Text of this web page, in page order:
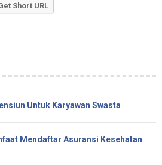
Short URL
Untuk Karyawan Swasta
Mendaftar Asuransi Kesehatan